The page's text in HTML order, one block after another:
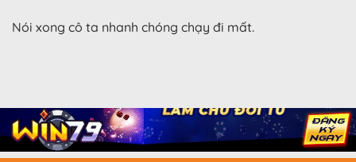
Nói xong cô ta nhanh chóng chạy đi mất.